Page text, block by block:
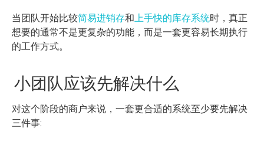
当团队开始比较简易进销存和上手快的库存系统时，真正
想要的通常不是更复杂的功能，而是一套更容易长期执行
的工作方式。
小团队应该先解决什么
对这个阶段的商户来说，一套更合适的系统至少要先解决
三件事: